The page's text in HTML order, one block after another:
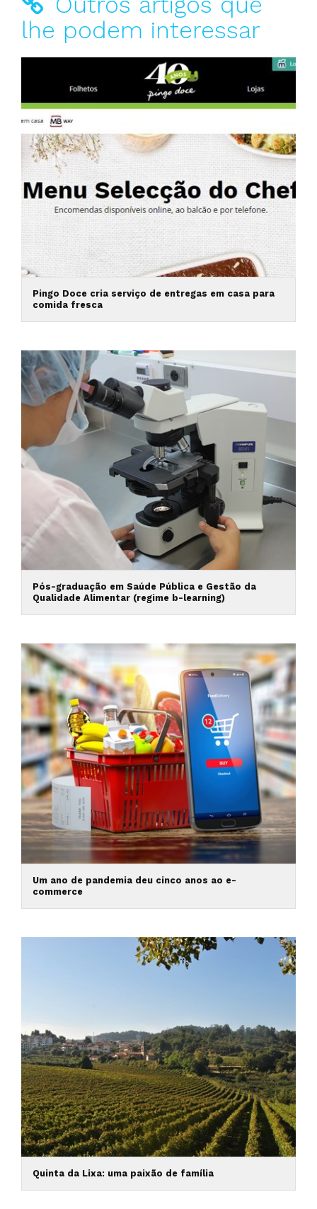
lhe podem interessar
Pingo Doce cria serviço de entregas em casa para
comida fresca
Pós-graduação em Saúde Pública e Gestão da
Qualidade Alimentar (regime b-learning)
Um ano de pandemia deu cinco anos ao e-
commerce
Quinta da Lixa: uma paixão de família